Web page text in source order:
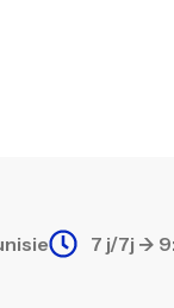
7 j/7j ->